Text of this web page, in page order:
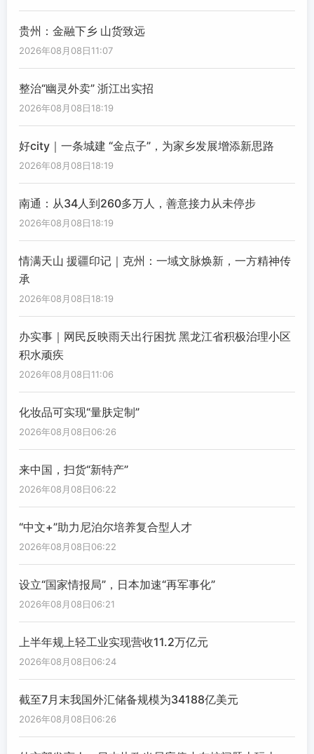
贵州：金融下乡 山货致远
2026年08月08日11:07
整治“幽灵外卖” 浙江出实招
2026年08月08日18:19
好city｜一条城建 “金点子”，为家乡发展增添新思路
2026年08月08日18:19
南通：从34人到260多万人，善意接力从未停步
2026年08月08日18:19
情满天山 援疆印记｜克州：一域文脉焕新，一方精神传
承
2026年08月08日18:19
办实事｜网民反映雨天出行困扰 黑龙江省积极治理小区
积水顽疾
2026年08月08日11:06
化妆品可实现“量肤定制”
2026年08月08日06:26
来中国，扫货“新特产”
2026年08月08日06:22
“中文+”助力尼泊尔培养复合型人才
2026年08月08日06:22
设立“国家情报局”，日本加速“再军事化”
2026年08月08日06:21
上半年规上轻工业实现营收11.2万亿元
2026年08月08日06:24
截至7月末我国外汇储备规模为34188亿美元
2026年08月08日06:26